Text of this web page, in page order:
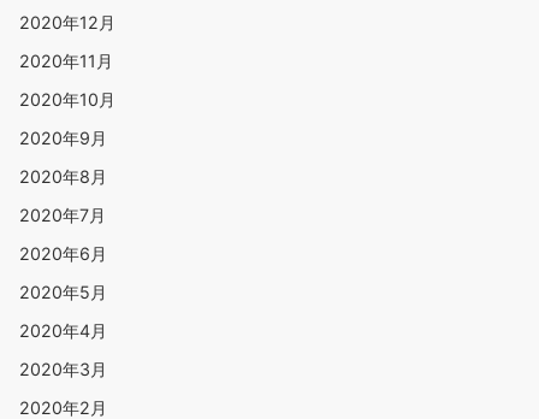
2020年12月
2020年11月
2020年10月
2020年9月
2020年8月
2020年7月
2020年6月
2020年5月
2020年4月
2020年3月
2020年2月